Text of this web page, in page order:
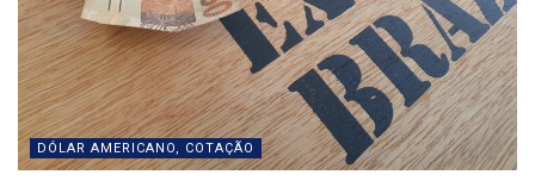
DÓLAR AMERICANO, COTAÇÃO